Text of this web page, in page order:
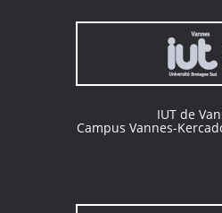
IUT de
Campus Vannes-